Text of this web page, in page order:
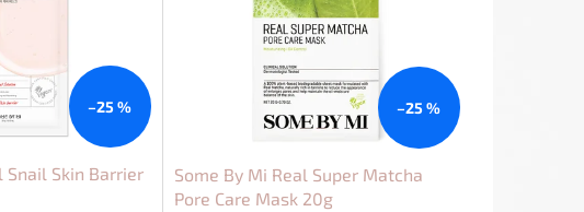
–25 %
Snail Skin Barrier
–25 %
Some By Mi Real Super Matcha
Pore Care Mask 20g